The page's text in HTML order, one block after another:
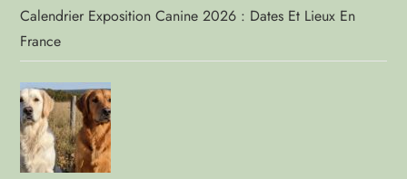
Calendrier Exposition Canine 2026 : Dates Et Lieux En
France